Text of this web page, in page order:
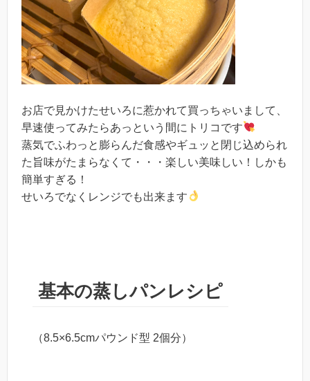
お店で見かけたせいろに惹かれて買っちゃいまして、
早速使ってみたらあっという間にトリコです
蒸気でふわっと膨らんだ食感やギュッと閉じ込められ
た旨味がたまらなくて・・・楽しい美味しい！しかも
簡単すぎる！
せいろでなくレンジでも出来ます
基本の蒸しパンレシピ
（8.5×6.5cmパウンド型 2個分）